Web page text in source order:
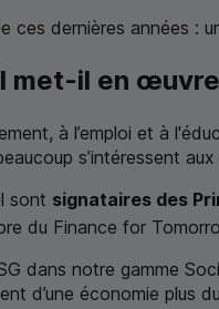
ces dernières années
met-il en
à l’emploi et à
s’intéressent aux
sont signataires des
du Finance for
dans notre gamme
d’une économie plus